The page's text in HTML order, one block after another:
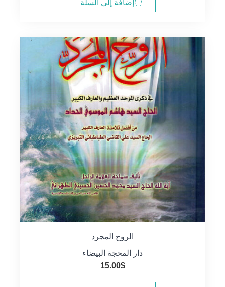
إضافة إلى السلة
الروح المجرد
دار المحجة البيضاء
15.00$